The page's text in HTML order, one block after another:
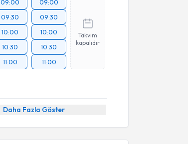
09:00
09:30
10:00
10:30
11:00
09:00
09:30
10:00
10:30
11:00
Takvim
kapalıdır
Daha Fazla Göster